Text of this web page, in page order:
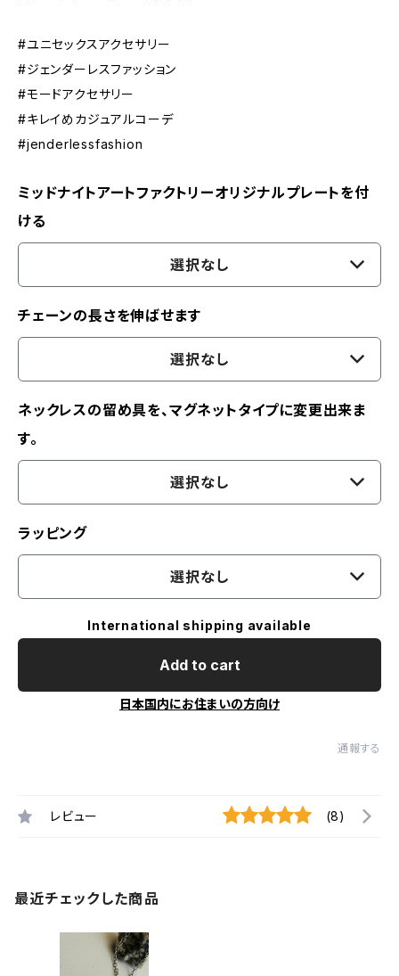
#ユニセックスアクセサリー
#ジェンダーレスファッション
#モードアクセサリー
#キレイめカジュアルコーデ
#jenderlessfashion
ミッドナイトアートファクトリーオリジナルプレートを付
ける
選択なし
チェーンの長さを伸ばせます
選択なし
ネックレスの留め具を、マグネットタイプに変更出来ま
す。
選択なし
ラッピング
選択なし
International shipping available
Add to cart
日本国内にお住まいの方向け
通報する
レビュー (8)
最近チェックした商品